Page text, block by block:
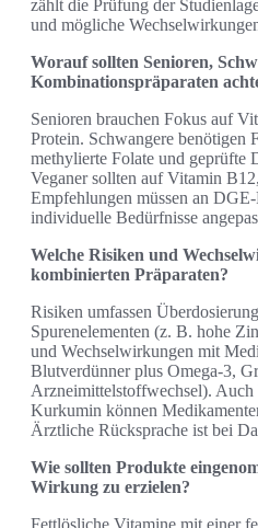
zählt die Prüfung der
und mögliche
Worauf sollten Senioren,
Kombinationspräparaten
Senioren brauchen Fokus auf
Protein. Schwangere benötigen
methylierte Folate und geprüfte
Veganer sollten auf Vitamin
Empfehlungen müssen an
individuelle Bedürfnisse
Welche Risiken und
kombinierten Präparaten?
Risiken umfassen
Spurenelementen (z. B. hohe
und Wechselwirkungen mit
Blutverdünner plus Omega‑3,
Arzneimittelstoffwechsel).
Kurkumin können
Ärztliche Rücksprache ist bei
Wie sollten Produkte
Wirkung zu erzielen?